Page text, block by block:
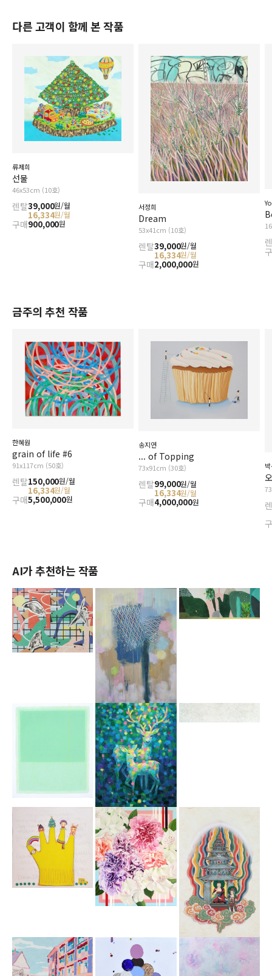
다른 고객이 함께 본 작품
류제희
선물
46x53cm (10호)
렌탈39,000원/월
16,334원/월
구매900,000원
서정희
Dream
53x41cm (10호)
렌탈39,000원/월
16,334원/월
구매2,000,000원
금주의 추천 작품
한혜원
grain of life #6
91x117cm (50호)
렌탈150,000원/월
16,334원/월
구매5,500,000원
송지연
... of Topping
73x91cm (30호)
렌탈99,000원/월
16,334원/월
구매4,000,000원
AI가 추천하는 작품